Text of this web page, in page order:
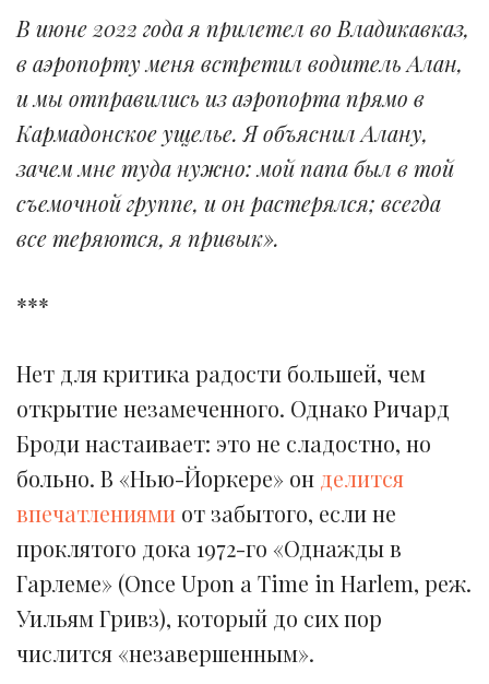
В июне 2022 года я прилетел во Владикавказ,
в аэропорту меня встретил водитель Алан,
и мы отправились из аэропорта прямо в
Кармадонское ущелье. Я объяснил Алану,
зачем мне туда нужно: мой папа был в той
съемочной группе, и он растерялся; всегда
все теряются, я привык».
***
Нет для критика радости большей, чем
открытие незамеченного. Однако Ричард
Броди настаивает: это не сладостно, но
больно. В «Нью-Йоркере» он делится
впечатлениями от забытого, если не
проклятого дока 1972-го «Однажды в
Гарлеме» (Once Upon a Time in Harlem, реж.
Уильям Гривз), который до сих пор
числится «незавершенным».